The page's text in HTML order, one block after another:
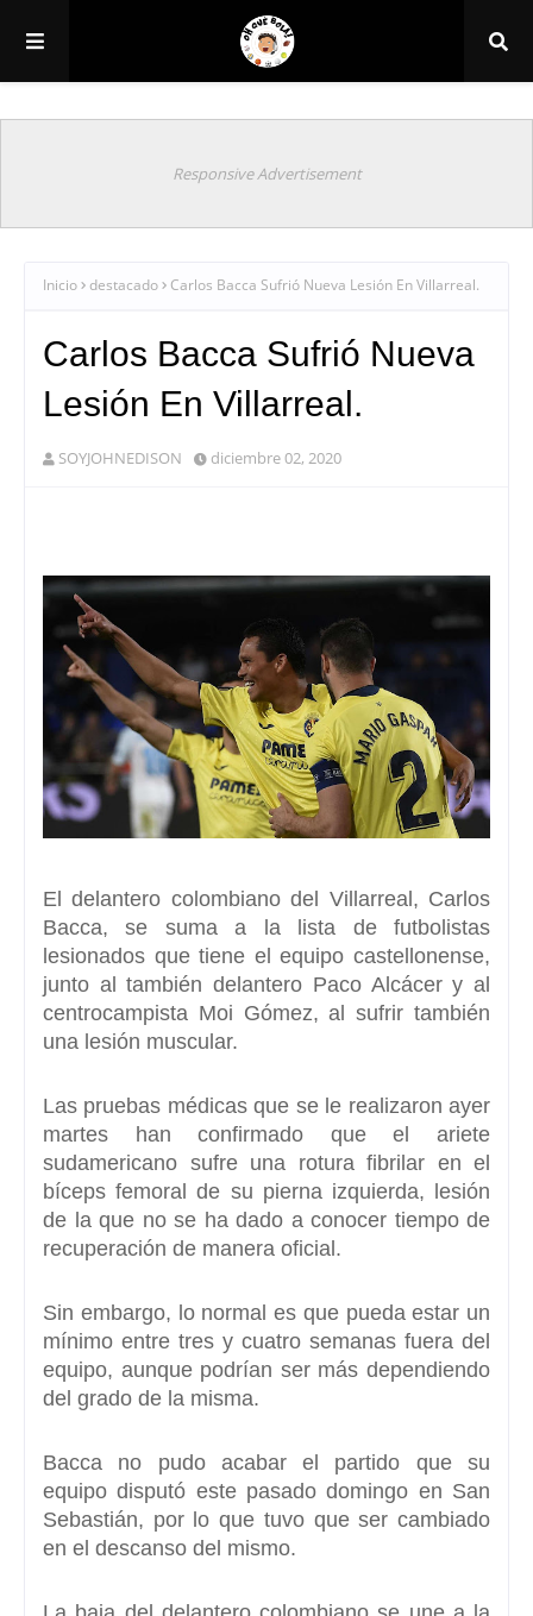
Responsive Advertisement
Inicio destacado Carlos Bacca Sufrió Nueva Lesión En Villarreal.
Carlos Bacca Sufrió Nueva
Lesión En Villarreal.
SOYJOHNEDISON diciembre 02, 2020
El delantero colombiano del Villarreal, Carlos
Bacca, se suma a la lista de futbolistas
lesionados que tiene el equipo castellonense,
junto al también delantero Paco Alcácer y al
centrocampista Moi Gómez, al sufrir también
una lesión muscular.
Las pruebas médicas que se le realizaron ayer
martes han confirmado que el ariete
sudamericano sufre una rotura fibrilar en el
bíceps femoral de su pierna izquierda, lesión
de la que no se ha dado a conocer tiempo de
recuperación de manera oficial.
Sin embargo, lo normal es que pueda estar un
mínimo entre tres y cuatro semanas fuera del
equipo, aunque podrían ser más dependiendo
del grado de la misma.
Bacca no pudo acabar el partido que su
equipo disputó este pasado domingo en San
Sebastián, por lo que tuvo que ser cambiado
en el descanso del mismo.